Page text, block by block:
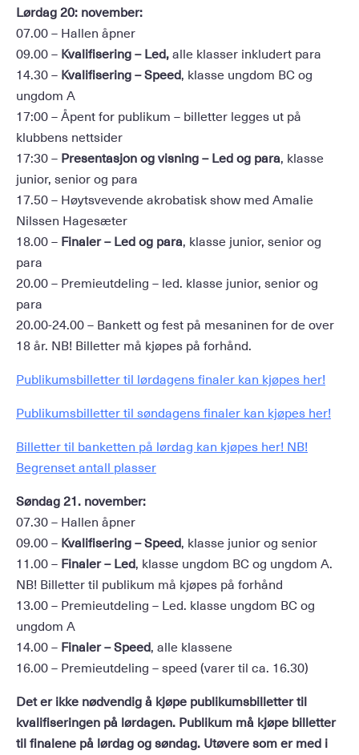
Lørdag 20: november:
07.00 – Hallen åpner
09.00 – Kvalifisering – Led,alle klasser inkludert para
14.30 – Kvalifisering – Speed, klasse ungdom BC og
ungdom A
17:00 – Åpent for publikum – billetter legges ut på
klubbens nettsider
17:30 – Presentasjon og visning – Led og para, klasse
junior, senior og para
17.50 – Høytsvevende akrobatisk show med Amalie
Nilssen Hagesæter
18.00 – Finaler – Led og para, klasse junior, senior og
para
20.00 – Premieutdeling – led. klasse junior, senior og
para
20.00-24.00 – Bankett og fest på mesaninen for de over
18 år. NB! Billetter må kjøpes på forhånd.
Publikumsbilletter til lørdagens finaler kan kjøpes her!
Publikumsbilletter til søndagens finaler kan kjøpes her!
Billetter til banketten på lørdag kan kjøpes her! NB!
Begrenset antall plasser
Søndag 21. november:
07.30 – Hallen åpner
09.00 – Kvalifisering – Speed, klasse junior og senior
11.00 – Finaler – Led, klasse ungdom BC og ungdom A.
NB! Billetter til publikum må kjøpes på forhånd
13.00 – Premieutdeling – Led. klasse ungdom BC og
ungdom A
14.00 – Finaler – Speed, alle klassene
16.00 – Premieutdeling – speed (varer til ca. 16.30)
Det er ikke nødvendig å kjøpe publikumsbilletter til
kvalifiseringen på lørdagen. Publikum må kjøpe billetter
til finalene på lørdag og søndag. Utøvere som er med i